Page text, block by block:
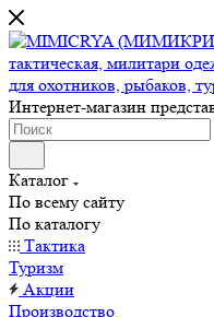
Интернет-магазин
Каталог
По всему сайту
По каталогу
Тактика
Туризм
Акции
Производство